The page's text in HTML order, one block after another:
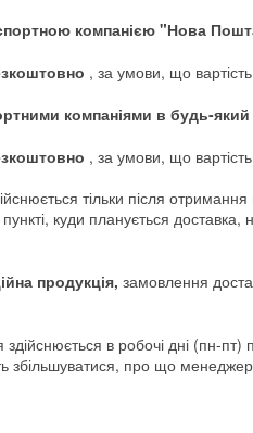
компанією "Нова
, за умови, що
компаніями в будь-який
, за умови, що
тільки після
куди планується
продукція, замовлення
здійснюється в робочі дні (пн-
збільшуватися, про що